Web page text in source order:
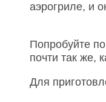
аэрогриле, и
Попробуйте
почти так же,
Для